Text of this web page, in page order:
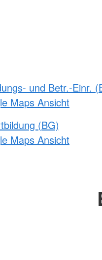
und Betr.-Einr.
Maps Ansicht
(BG)
Maps Ansicht